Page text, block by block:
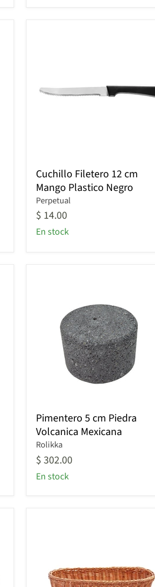
Cuchillo
Filetero
12
cm
Mango
Plastico
Negro
Cuchillo Filetero 12 cm
Mango Plastico Negro
Perpetual
$ 14.00
En stock
Pimentero
5
cm
Piedra
Volcanica
Mexicana
Pimentero 5 cm Piedra
Volcanica Mexicana
Rolikka
$ 302.00
En stock